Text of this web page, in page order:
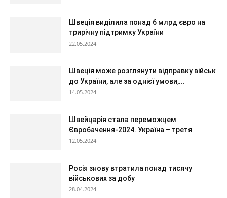
Швеція виділила понад 6 млрд євро на
трирічну підтримку України
22.05.2024
Швеція може розглянути відправку військ
до України, але за однієї умови,...
14.05.2024
Швейцарія стала переможцем
Євробачення-2024. Україна – третя
12.05.2024
Росія знову втратила понад тисячу
військових за добу
28.04.2024